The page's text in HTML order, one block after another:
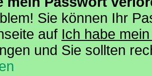
Sie können Ihr
auf Ich habe
und Sie sollten